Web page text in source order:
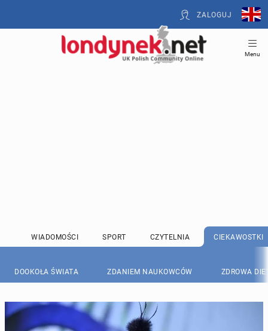
ZALOGUJ
Menu
WIADOMOŚCI SPORT CZYTELNIA CIEKAWOSTKI
DOOKOŁA ŚWIATA ZDANIEM NAUKOWCÓW ZDROWA